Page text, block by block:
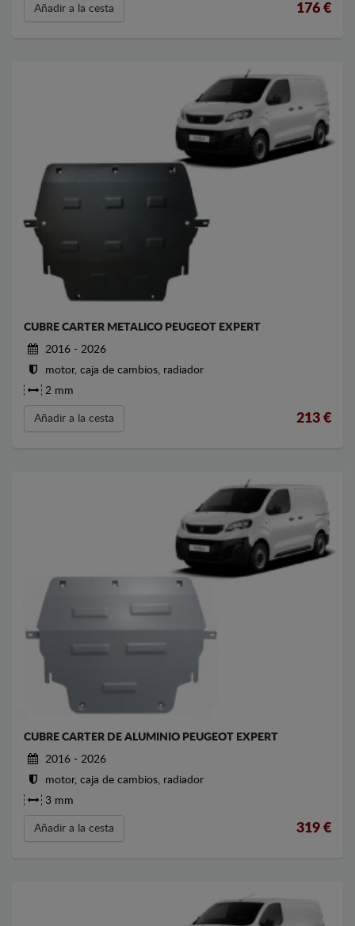
Añadir a la cesta 176 €
CUBRE CARTER METALICO PEUGEOT EXPERT
2016 - 2026
motor, caja de cambios, radiador
2 mm
Añadir a la cesta 213 €
CUBRE CARTER DE ALUMINIO PEUGEOT EXPERT
2016 - 2026
motor, caja de cambios, radiador
3 mm
Añadir a la cesta 319 €